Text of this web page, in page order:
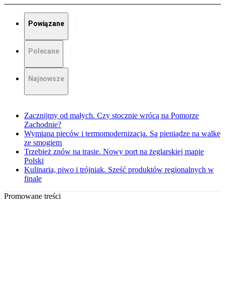
Powiązane
Polecane
Najnowsze
Zacznijmy od małych. Czy stocznie wrócą na Pomorze
Zachodnie?
Wymiana pieców i termomodernizacja. Są pieniądze na walkę
ze smogiem
Trzebież znów na trasie. Nowy port na żeglarskiej mapie
Polski
Kulinaria, piwo i trójniak. Sześć produktów regionalnych w
finale
Promowane treści